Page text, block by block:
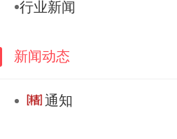
行业新闻
新闻动态
通知